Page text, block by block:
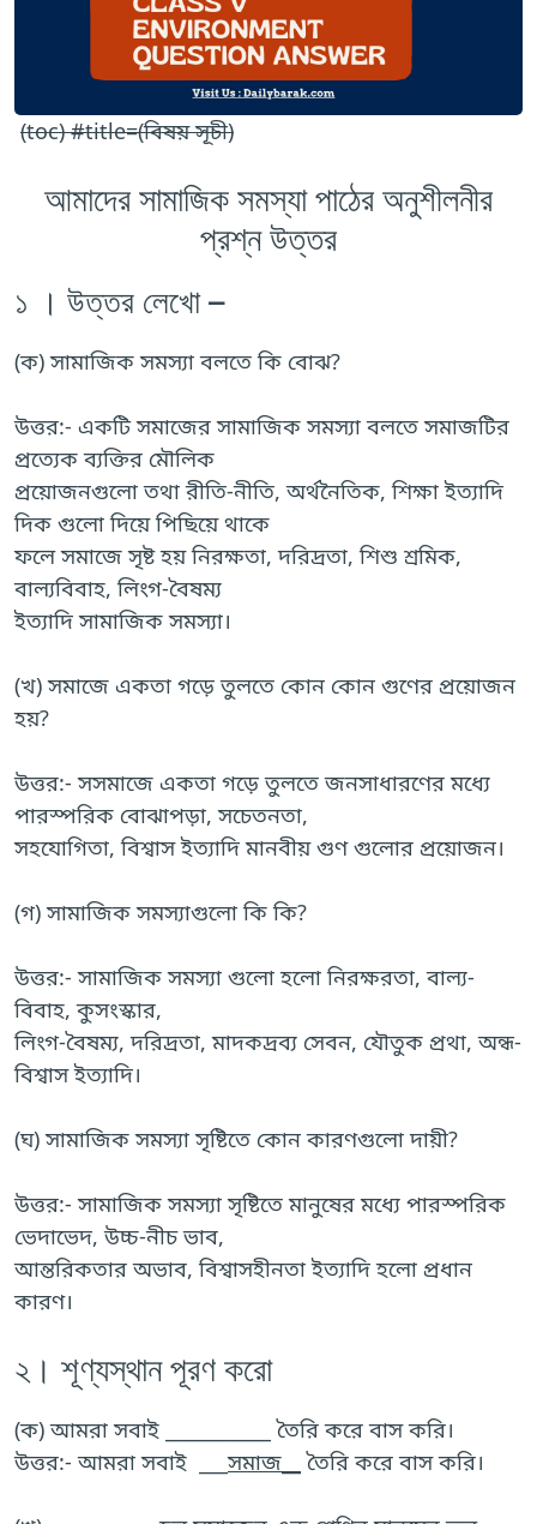
(toc) #title=(বিষয় সূচী)
আমাদের সামাজিক সমস্যাপাঠের অনুশীলনীর
প্রশ্ন উত্তর
১ । উত্তর লেখো –
(ক) সামাজিক সমস্যা বলতে কি বোঝ?
উত্তর:- একটি সমাজের সামাজিক সমস্যা বলতে সমাজটির
প্রত্যেক ব্যক্তির মৌলিক
প্রয়োজনগুলো তথা রীতি-নীতি, অর্থনৈতিক, শিক্ষা ইত্যাদি
দিক গুলো দিয়ে পিছিয়ে থাকে
ফলে সমাজে সৃষ্ট হয় নিরক্ষতা, দরিদ্রতা, শিশু শ্রমিক,
বাল্যবিবাহ, লিংগ-বৈষম্য
ইত্যাদি সামাজিক সমস্যা।
(খ) সমাজে একতা গড়ে তুলতে কোন কোন গুণের প্রয়োজন
হয়?
উত্তর:- সসমাজে একতা গড়ে তুলতে জনসাধারণের মধ্যে
পারস্পরিক বোঝাপড়া, সচেতনতা,
সহযোগিতা, বিশ্বাস ইত্যাদি মানবীয় গুণ গুলোর প্রয়োজন।
(গ) সামাজিক সমস্যাগুলো কি কি?
উত্তর:- সামাজিক সমস্যা গুলো হলো নিরক্ষরতা, বাল্য-
বিবাহ, কুসংস্কার,
লিংগ-বৈষম্য, দরিদ্রতা, মাদকদ্রব্য সেবন, যৌতুক প্রথা, অন্ধ-
বিশ্বাস ইত্যাদি।
(ঘ) সামাজিক সমস্যা সৃষ্টিতে কোন কারণগুলো দায়ী?
উত্তর:- সামাজিক সমস্যা সৃষ্টিতে মানুষের মধ্যে পারস্পরিক
ভেদাভেদ, উচ্চ-নীচ ভাব,
আন্তরিকতার অভাব, বিশ্বাসহীনতা ইত্যাদি হলো প্রধান
কারণ।
২। শূণ্যস্থান পূরণ করো
(ক) আমরা সবাই ___________ তৈরি করে বাস করি।
উত্তর:- আমরা সবাই ___সমাজ__ তৈরি করে বাস করি।